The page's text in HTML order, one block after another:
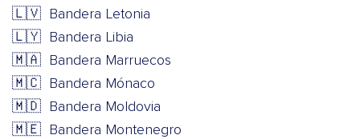
🇱🇻 Bandera Letonia
🇱🇾 Bandera Libia
🇲🇦 Bandera Marruecos
🇲🇨 Bandera Mónaco
🇲🇩 Bandera Moldovia
🇲🇪 Bandera Montenegro